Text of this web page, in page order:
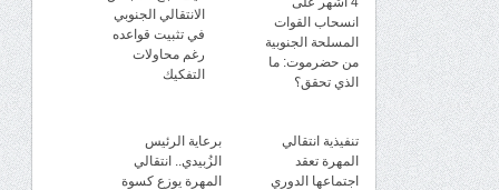
انسحاب القوات
المسلحة الجنوبية
من حضرموت: ما
الذي تحقق؟
الانتقالي الجنوبي
في تثبيت قواعده
رغم محاولات
التفكيك
تنفيذية انتقالي
المهرة تعقد
اجتماعها الدوري
برعاية الرئيس
الزُبيدي.. انتقالي
المهرة يوزع كسوة